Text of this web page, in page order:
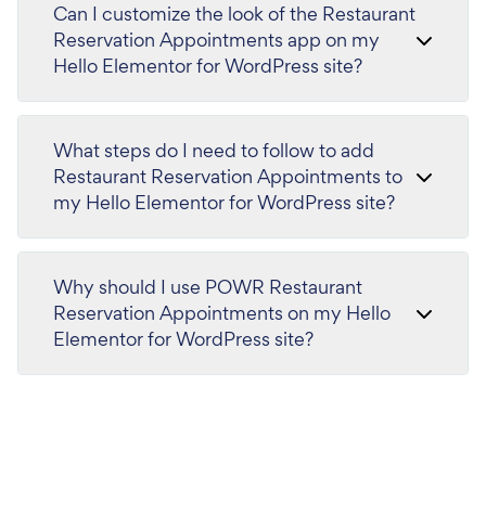
Can I customize the look of the Restaurant
Reservation Appointments app on my
Hello Elementor for WordPress site?
What steps do I need to follow to add
Restaurant Reservation Appointments to
my Hello Elementor for WordPress site?
Why should I use POWR Restaurant
Reservation Appointments on my Hello
Elementor for WordPress site?